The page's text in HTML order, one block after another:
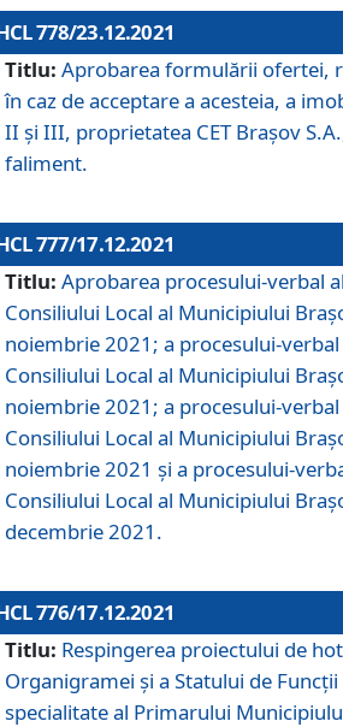
778/23.12.2021
Titlu: Aprobarea formulării ofertei,
în caz de acceptare a acesteia, a
II și III, proprietatea CET Brașov
faliment.
777/17.12.2021
Titlu: Aprobarea procesului-verbal
Consiliului Local al Municipiului
noiembrie 2021; a procesului-
Consiliului Local al Municipiului
noiembrie 2021; a procesului-
Consiliului Local al Municipiului
noiembrie 2021 și a procesului-
Consiliului Local al Municipiului
decembrie 2021.
776/17.12.2021
Titlu: Respingerea proiectului de
Organigramei şi a Statului de
specialitate al Primarului